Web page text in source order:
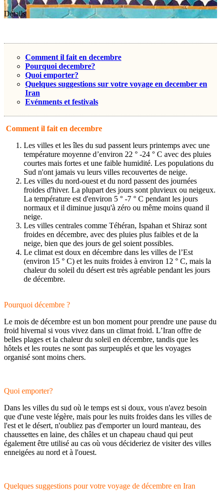
Détails
Comment il fait en decembre
Pourquoi decembre?
Quoi emporter?
Quelques suggestions sur votre voyage en december en
Iran
Evénments et festivals
Comment il fait en decembre
Les villes et les îles du sud passent leurs printemps avec une
température moyenne d’environ 22 ° -24 ° C avec des pluies
courtes mais fortes et une faible humidité. Les populations du
Sud n'ont jamais vu leurs villes recouvertes de neige.
Les villes du nord-ouest et du nord passent des journées
froides d'hiver. La plupart des jours sont pluvieux ou neigeux.
La température est d'environ 5 ° -7 ° C pendant les jours
normaux et il diminue jusqu'à zéro ou même moins quand il
neige.
Les villes centrales comme Téhéran, Ispahan et Shiraz sont
froides en décembre, avec des pluies plus faibles et de la
neige, bien que des jours de gel soient possibles.
Le climat est doux en décembre dans les villes de l’Est
(environ 15 ° C) et les nuits froides à environ 12 ° C, mais la
chaleur du soleil du désert est très agréable pendant les jours
de décembre.
Pourquoi décembre ?
Le mois de décembre est un bon moment pour prendre une pause du
froid hivernal si vous vivez dans un climat froid. L’Iran offre de
belles plages et la chaleur du soleil en décembre, tandis que les
hôtels et les routes ne sont pas surpeuplés et que les voyages
organisé sont moins chers.
Quoi emporter?
Dans les villes du sud où le temps est si doux, vous n'avez besoin
que d'une veste légère, mais pour les nuits froides dans les villes de
l'est et le désert, n'oubliez pas d'emporter un lourd manteau, des
chaussettes en laine, des châles et un chapeau chaud qui peut
également être utilisé au cas où vous décideriez de visiter des villes
enneigées au nord et à l'ouest.
Quelques suggestions pour votre voyage de décembre en Iran